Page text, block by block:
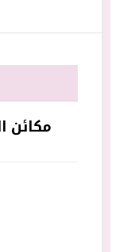
مكائن